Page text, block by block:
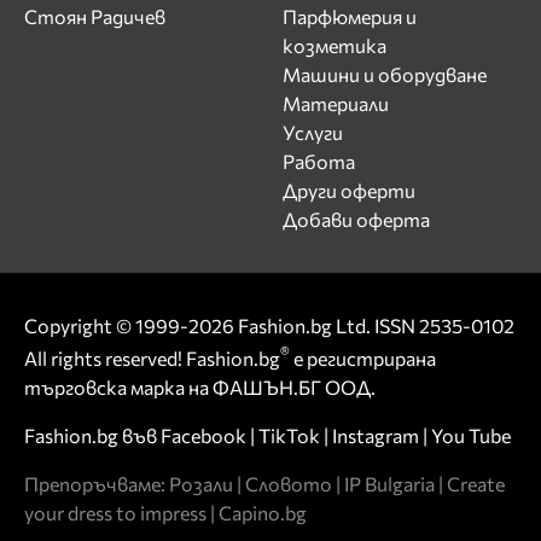
Стоян Радичев
Парфюмерия и
козметика
Машини и оборудване
Материали
Услуги
Работа
Други оферти
Добави оферта
Copyright © 1999-2026 Fashion.bg Ltd. ISSN 2535-0102
All rights reserved! Fashion.bg® е регистрирана
търговска марка на ФАШЪН.БГ ООД.
Fashion.bg във Facebook | TikTok | Instagram | You Tube
Препоръчваме: Розали | Словото | IP Bulgaria | Create
your dress to impress | Capino.bg